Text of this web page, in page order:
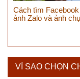
Cách tìm
ảnh Zalo và ảnh
VÌ SAO CHỌN